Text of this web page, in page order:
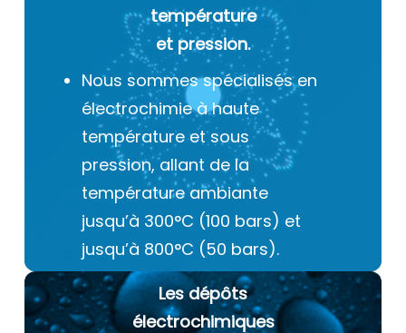
température
et pression.
Nous sommes spécialisés en
électrochimie à haute
température et sous
pression, allant de la
température ambiante
jusqu’à 300°C (100 bars) et
jusqu’à 800°C (50 bars).
Les dépôts
électrochimiques